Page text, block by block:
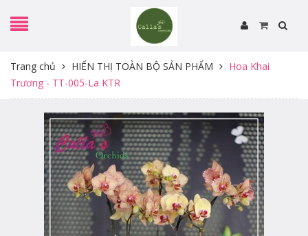
Trang chủ HIỂN THỊ TOÀN BỘ SẢN PHẨM
Hoa Khai
Trương - TT-005-La KTR